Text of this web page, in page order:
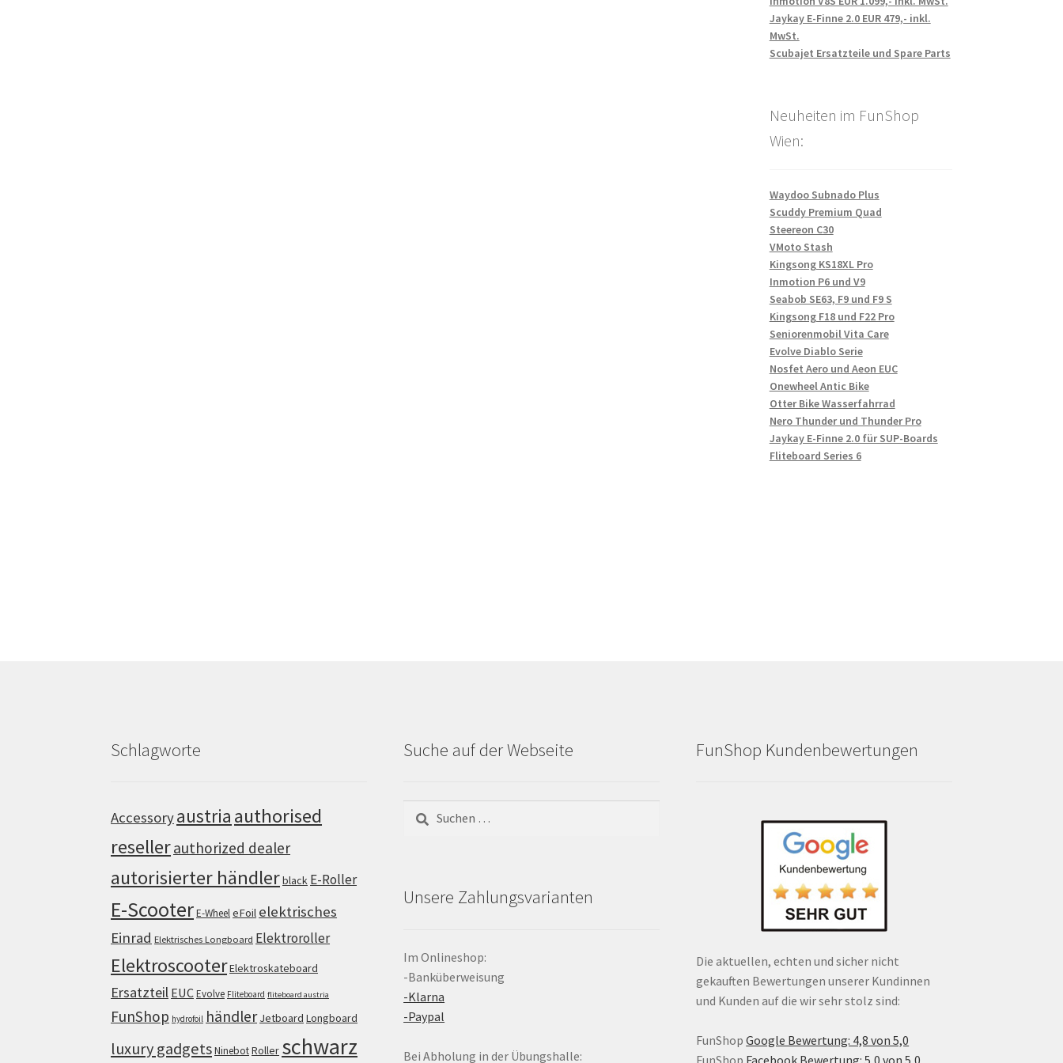
Jaykay E-Finne 2.0 EUR 479,- inkl.
MwSt.
Scubajet Ersatzteile und Spare Parts
Neuheiten im FunShop
Wien:
Waydoo Subnado Plus
Scuddy Premium Quad
Steereon C30
VMoto Stash
Kingsong KS18XL Pro
Inmotion P6 und V9
Seabob SE63, F9 und F9 S
Kingsong F18 und F22 Pro
Seniorenmobil Vita Care
Evolve Diablo Serie
Nosfet Aero und Aeon EUC
Onewheel Antic Bike
Otter Bike Wasserfahrrad
Nero Thunder und Thunder Pro
Jaykay E-Finne 2.0 für SUP-Boards
Fliteboard Series 6
Schlagworte
Accessoryaustria authorised
resellerauthorized dealer
autorisierter händlerblack E-Roller
E-ScooterE-WheeleFoil elektrisches
Einrad Elektrisches Longboard Elektroroller
ElektroscooterElektroskateboard
Ersatzteil EUCEvolve Fliteboard fliteboard austria
FunShop hydrofoil händler Jetboard Longboard
luxury gadgetsNinebotRoller schwarz
Suche auf der Webseite
nach:
Unsere Zahlungsvarianten
Im Onlineshop:
-Banküberweisung
-Klarna
-Paypal
Bei Abholung in der Übungshalle:
FunShop Kundenbewertungen
Die aktuellen, echten und sicher nicht
gekauften Bewertungen unserer Kundinnen
und Kunden auf die wir sehr stolz sind:
FunShop Google Bewertung: 4,8 von 5,0
FunShop Facebook Bewertung: 5,0 von 5,0